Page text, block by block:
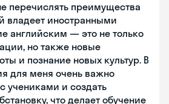
перечислять преимущества
владеет иностранными
английским — это не только
но также новые
и познание новых культур. В
для меня очень важно
учениками и создать
что делает обучение